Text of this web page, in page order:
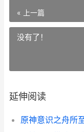
« 上一篇
没有了！
延伸阅读